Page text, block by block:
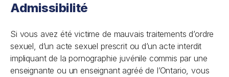
Admissibilité
Si vous avez été victime de mauvais traitements d’ordre
sexuel, d’un acte sexuel prescrit ou d’un acte interdit
impliquant de la pornographie juvénile commis par une
enseignante ou un enseignant agréé de l’Ontario, vous